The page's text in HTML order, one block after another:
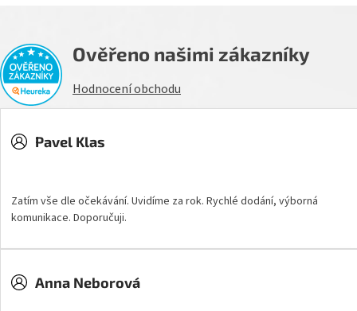
Ověřeno našimi zákazníky
Hodnocení obchodu
Pavel Klas
Zatím vše dle očekávání. Uvidíme za rok. Rychlé dodání, výborná
komunikace. Doporučuji.
Anna Neborová